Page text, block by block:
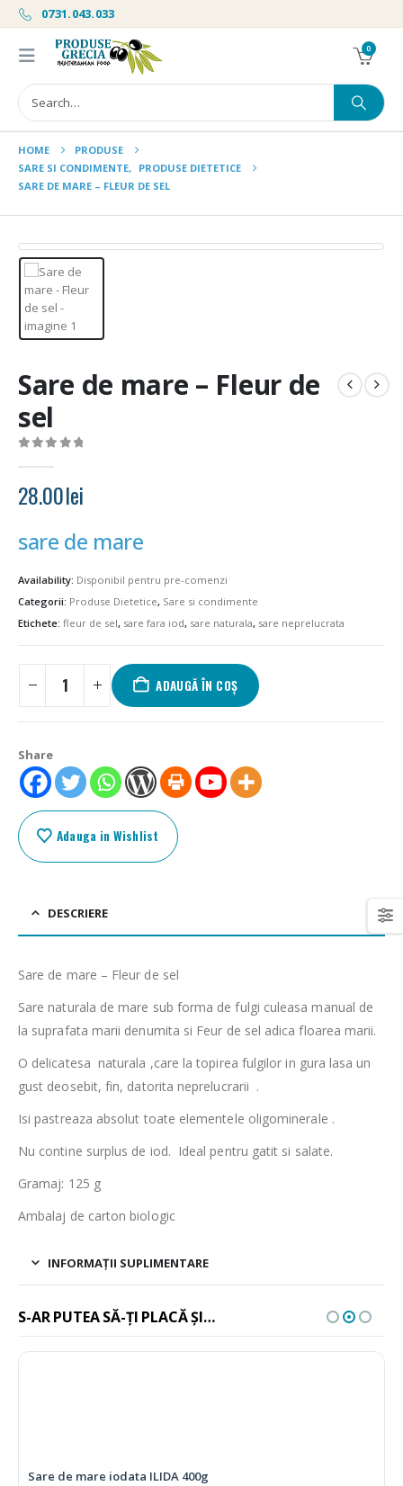
0731.043.033
0
HOME
PRODUSE
SARE SI CONDIMENTE, PRODUSE DIETETICE
SARE DE MARE – FLEUR DE SEL
Sare de mare – Fleur de
sel
28.00lei
sare de mare
Availability: Disponibil pentru pre-comenzi
Categorii: Produse Dietetice, Sare si condimente
Etichete: fleur de sel, sare fara iod, sare naturala, sare neprelucrata
ADAUGĂ ÎN COȘ
Share
Adauga in Wishlist
DESCRIERE
Sare de mare – Fleur de sel
Sare naturala de mare sub forma de fulgi culeasa manual de
la suprafata marii denumita si Feur de sel adica floarea marii.
O delicatesa naturala ,care la topirea fulgilor in gura lasa un
gust deosebit, fin, datorita neprelucrarii .
Isi pastreaza absolut toate elementele oligominerale .
Nu contine surplus de iod. Ideal pentru gatit si salate.
Gramaj: 125 g
Ambalaj de carton biologic
INFORMAȚII SUPLIMENTARE
S-AR PUTEA SĂ-ȚI PLACĂ ȘI…
Sare de mare iodata ILIDA 400g